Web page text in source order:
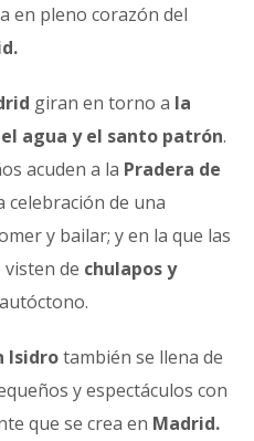
en pleno corazón del
giran en torno a la
agua y el santo patrón.
acuden a la Pradera de
celebración de una
y bailar; y en la que las
de chulapos y
Isidrotambién se llena de
y espectáculos con
que se crea en Madrid.